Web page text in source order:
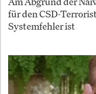
für den CSD-
Systemfehler ist